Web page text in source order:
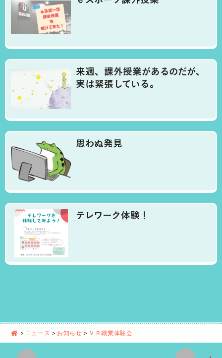
来週、課外授業があるのだが、
実は緊張している。
思わぬ発見
テレワーク体験！
> ニュース > お知らせ > ＶＲ職業体験会